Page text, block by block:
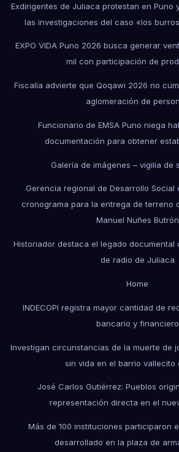
Exdirigentes de Juliaca protestan en Puno
las investigaciones del caso «los
EXPO VIDA Puno 2026 busca generar
mil con participación de
Fiscalía advierte que Qoqawi 2026 no
aglomeración de
Funcionario de EMSA Puno niega
documentación para obtener
Galería de imágenes – vigilia de
Gerencia regional de Desarrollo Social
cronograma para la entrega de terreno
Manuel Nuñes Butrón
Historiador destaca el legado documental
de radio de Juliaca
Home
INDECOPI registra mayor cantidad de
bancario y financiero
Investigan circunstancias de la muerte de
sin vida en el barrio vallecito
José Carlos Gutiérrez: Pueblos
representación directa en el
Más de 100 instituciones participaron
desarrollado en la plaza de